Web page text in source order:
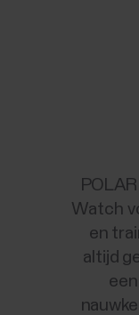
Watch
en
altijd